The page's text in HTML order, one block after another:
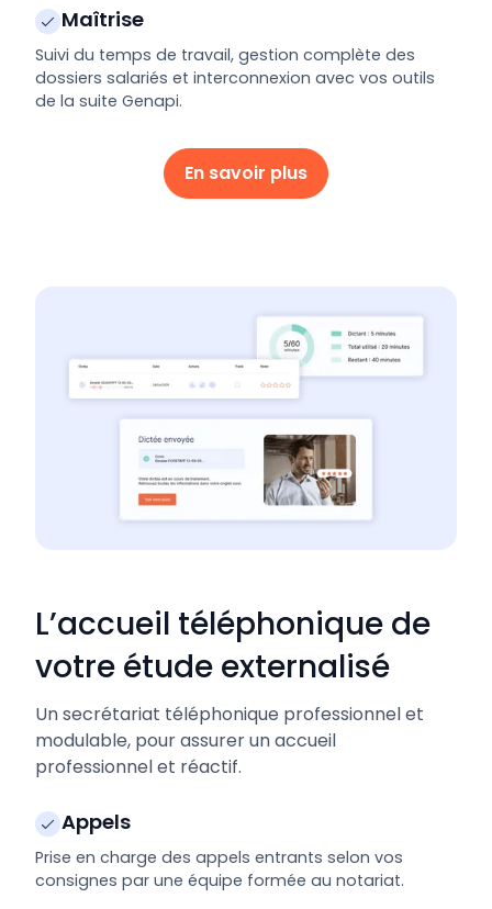
Maîtrise
Suivi du temps de travail, gestion complète des
dossiers salariés et interconnexion avec vos outils
de la suite Genapi.
En savoir plus
L’accueil téléphonique de
votre étude externalisé
Un secrétariat téléphonique professionnel et
modulable, pour assurer un accueil
professionnel et réactif.
Appels
Prise en charge des appels entrants selon vos
consignes par une équipe formée au notariat.